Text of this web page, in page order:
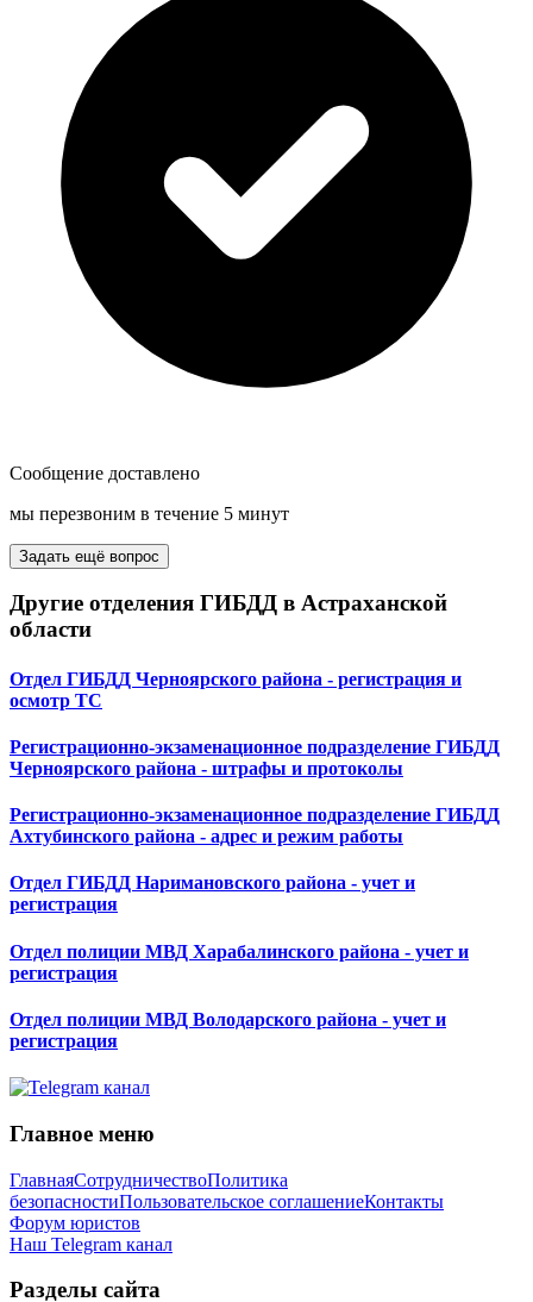
Сообщение доставлено
мы перезвоним в течение 5 минут
Задать ещё вопрос
Другие отделения ГИБДД в Астраханской
области
Отдел ГИБДД Черноярского района - регистрация и
осмотр ТС
Регистрационно-экзаменационное подразделение ГИБДД
Черноярского района - штрафы и протоколы
Регистрационно-экзаменационное подразделение ГИБДД
Ахтубинского района - адрес и режим работы
Отдел ГИБДД Наримановского района - учет и
регистрация
Отдел полиции МВД Харабалинского района - учет и
регистрация
Отдел полиции МВД Володарского района - учет и
регистрация
Главное меню
ГлавнаяСотрудничествоПолитика
безопасностиПользовательское соглашениеКонтакты
Форум юристов
Наш Telegram канал
Разделы сайта